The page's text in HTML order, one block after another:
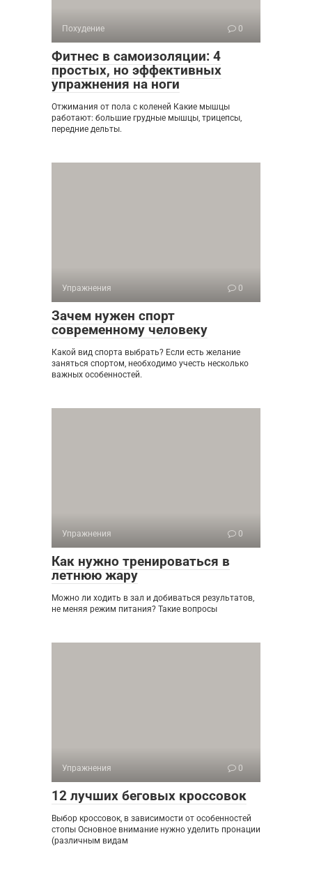
Похудение 0
Фитнес в самоизоляции: 4
простых, но эффективных
упражнения на ноги
Отжимания от пола с коленей Какие мышцы
работают: большие грудные мышцы, трицепсы,
передние дельты.
Упражнения 0
Зачем нужен спорт
современному человеку
Какой вид спорта выбрать? Если есть желание
заняться спортом, необходимо учесть несколько
важных особенностей.
Упражнения 0
Как нужно тренироваться в
летнюю жару
Можно ли ходить в зал и добиваться результатов,
не меняя режим питания? Такие вопросы
Упражнения 0
12 лучших беговых кроссовок
Выбор кроссовок, в зависимости от особенностей
стопы Основное внимание нужно уделить пронации
(различным видам